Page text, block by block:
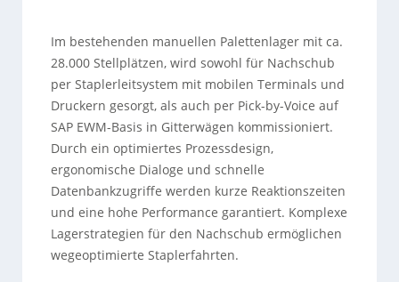
Im bestehenden manuellen Palettenlager mit ca.
28.000 Stellplätzen, wird sowohl für Nachschub
per Staplerleitsystem mit mobilen Terminals und
Druckern gesorgt, als auch per Pick-by-Voice auf
SAP EWM-Basis in Gitterwägen kommissioniert.
Durch ein optimiertes Prozessdesign,
ergonomische Dialoge und schnelle
Datenbankzugriffe werden kurze Reaktionszeiten
und eine hohe Performance garantiert. Komplexe
Lagerstrategien für den Nachschub ermöglichen
wegeoptimierte Staplerfahrten.